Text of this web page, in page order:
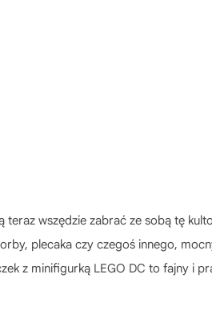
teraz wszędzie zabrać ze sobą tę
plecaka czy czegoś innego,
z minifigurką LEGO DC to fajny i